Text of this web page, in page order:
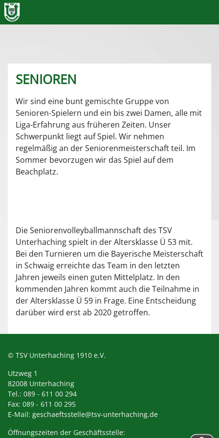
SENIOREN
Wir sind eine bunt gemischte Gruppe von
Senioren-Spielern und ein bis zwei Damen, alle mit
Liga-Erfahrung aus früheren Zeiten. Unser
Schwerpunkt liegt auf Spiel. Wir nehmen
regelmäßig an der Seniorenmeisterschaft teil. Im
Sommer bevorzugen wir das Spiel auf dem
Beachplatz.
Die Seniorenvolleyballmannschaft des TSV
Unterhaching spielt in der Altersklasse Ü 53 mit.
Bei den Turnieren um die Bayerische Meisterschaft
in Schwaig erreichte das Team in den letzten
Jahren jeweils einen guten Mittelplatz. In den
kommenden Jahren kommt auch die Teilnahme in
der Altersklasse Ü 59 in Frage. Eine Entscheidung
darüber wird erst ab 2020 getroffen.
© TSV Unterhaching 1910 e.V.
Utzweg 1
82008 Unterhaching
Tel.: 089 - 611 00 294
Fax: 089 - 611 00 295
E-Mail: geschaeftsstelle@tsv-unterhaching.de
Öffnungszeiten der Geschäftsstelle: